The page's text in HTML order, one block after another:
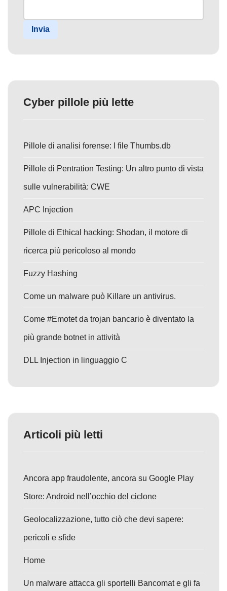
Invia
Cyber pillole più lette
Pillole di analisi forense: I file Thumbs.db
Pillole di Pentration Testing: Un altro punto di vista
sulle vulnerabilità: CWE
APC Injection
Pillole di Ethical hacking: Shodan, il motore di
ricerca più pericoloso al mondo
Fuzzy Hashing
Come un malware può Killare un antivirus.
Come #Emotet da trojan bancario è diventato la
più grande botnet in attività
DLL Injection in linguaggio C
Articoli più letti
Ancora app fraudolente, ancora su Google Play
Store: Android nell’occhio del ciclone
Geolocalizzazione, tutto ciò che devi sapere:
pericoli e sfide
Home
Un malware attacca gli sportelli Bancomat e gli fa